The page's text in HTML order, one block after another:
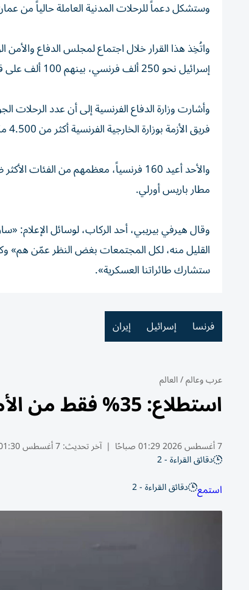
وستشكل دعماً للرحلات المدنية العاملة حالياً من
واتُخِذ هذا القرار خلال اجتماع لمجلس الدفاع
إسرائيل نحو 250 ألف فرنسي، بينهم 100 ألف على قوائم القنصليات.
فريق الأزمة بوزارة الخارجية الفرنسية أكثر من 4.500 مكالمة هاتفية خلال الأسبوع الماضي.
والأحد أعيد 160 فرنسياً، معظمهم من
مطار باريس أورلي.
وقال هيرفي بيريبي، أحد الركاب، لوسائل
القليل منه، لكل المجتمعات بغض النظر عمّن هم»
ستشارك طائراتنا العسكرية».
فرنسا إسرائيل إيران
عرب وعالم/العالم
استطلاع: 35% فقط من الأمريكيين يدعمون حرب إيران
7 أغسطس 2026 01:29 صباحًا | آخر تحديث:7 أغسطس 01:30 2026
دقائق القراءة - 2
استمع دقائق القراءة - 2